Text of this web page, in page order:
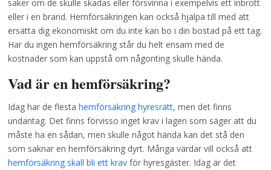
saker om de skulle skadas eller försvinna i exempelvis ett inbrott
eller i en brand. Hemförsäkringen kan också hjälpa till med att
ersätta dig ekonomiskt om du inte kan bo i din bostad på ett tag.
Har du ingen hemförsäkring står du helt ensam med de
kostnader som kan uppstå om någonting skulle hända.
Vad är en hemförsäkring?
Idag har de flestahemförsäkring hyresrätt, men det finns
undantag. Det finns förvisso inget krav i lagen som säger att du
måste ha en sådan, men skulle något hända kan det stå den
som saknar en hemförsäkring dyrt. Många värdar vill också att
hemförsäkring skall bli ett krav för hyresgäster. Idag är det